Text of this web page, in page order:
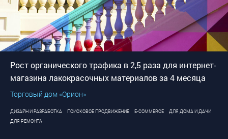
Рост органического трафика в 2,5 раза для интернет-
магазина лакокрасочных материалов за 4 месяца
Торговый дом «Орион»
ДИЗАЙН И РАЗРАБОТКА ПОИСКОВОЕ ПРОДВИЖЕНИЕ E-COMMERCE
ДЛЯ ДОМА И ДАЧИ
ДЛЯ РЕМОНТА